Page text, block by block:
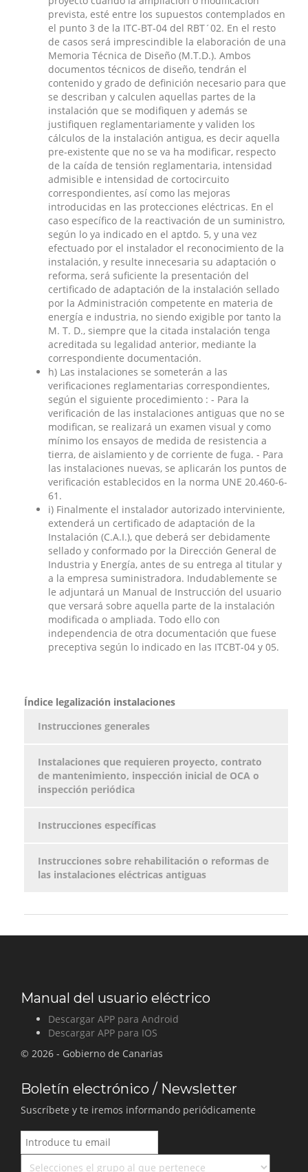
prevista, esté entre los supuestos contemplados en
el punto 3 de la ITC-BT-04 del RBT´02. En el resto
de casos será imprescindible la elaboración de una
Memoria Técnica de Diseño (M.T.D.). Ambos
documentos técnicos de diseño, tendrán el
contenido y grado de definición necesario para que
se describan y calculen aquellas partes de la
instalación que se modifiquen y además se
justifiquen reglamentariamente y validen los
cálculos de la instalación antigua, es decir aquella
pre-existente que no se va ha modificar, respecto
de la caída de tensión reglamentaria, intensidad
admisible e intensidad de cortocircuito
correspondientes, así como las mejoras
introducidas en las protecciones eléctricas. En el
caso específico de la reactivación de un suministro,
según lo ya indicado en el aptdo. 5, y una vez
efectuado por el instalador el reconocimiento de la
instalación, y resulte innecesaria su adaptación o
reforma, será suficiente la presentación del
certificado de adaptación de la instalación sellado
por la Administración competente en materia de
energía e industria, no siendo exigible por tanto la
M. T. D., siempre que la citada instalación tenga
acreditada su legalidad anterior, mediante la
correspondiente documentación.
h) Las instalaciones se someterán a las
verificaciones reglamentarias correspondientes,
según el siguiente procedimiento : - Para la
verificación de las instalaciones antiguas que no se
modifican, se realizará un examen visual y como
mínimo los ensayos de medida de resistencia a
tierra, de aislamiento y de corriente de fuga. - Para
las instalaciones nuevas, se aplicarán los puntos de
verificación establecidos en la norma UNE 20.460-6-
61.
i) Finalmente el instalador autorizado interviniente,
extenderá un certificado de adaptación de la
Instalación (C.A.I.), que deberá ser debidamente
sellado y conformado por la Dirección General de
Industria y Energía, antes de su entrega al titular y
a la empresa suministradora. Indudablemente se
le adjuntará un Manual de Instrucción del usuario
que versará sobre aquella parte de la instalación
modificada o ampliada. Todo ello con
independencia de otra documentación que fuese
preceptiva según lo indicado en las ITCBT-04 y 05.
Índice legalización instalaciones
Instrucciones generales
Instalaciones que requieren proyecto, contrato
de mantenimiento, inspección inicial de OCA o
inspección periódica
Instrucciones específicas
Instrucciones sobre rehabilitación o reformas de
las instalaciones eléctricas antiguas
Manual del usuario eléctrico
Descargar APP para Android
Descargar APP para IOS
© 2026 - Gobierno de Canarias
Boletín electrónico / Newsletter
Suscríbete y te iremos informando periódicamente